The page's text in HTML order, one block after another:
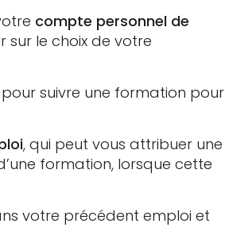
compte personnel de
sur le choix de votre
suivre une formation pour
, qui peut vous attribuer une
formation, lorsque cette
votre précédent emploi et